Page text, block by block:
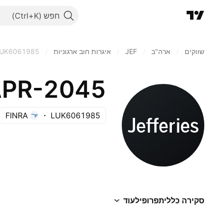
חפש
שווקים ארה"ב‏ JEF איגרות חוב ארגוניות
LUK6061985
FINRA
סקירה כלליתפרופילעוד